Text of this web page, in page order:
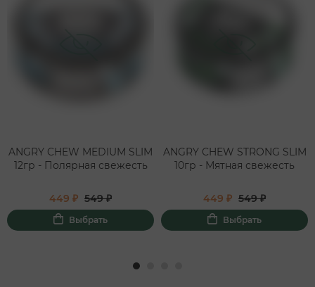
ANGRY CHEW MEDIUM SLIM
12гр - Полярная свежесть
449 ₽ 549 ₽
Выбрать
ANGRY CHEW STRONG SLIM
10гр - Мятная свежесть
449 ₽ 549 ₽
Выбрать